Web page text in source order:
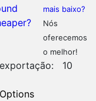
mais baixo?
Nós
oferecemos
o melhor!
10